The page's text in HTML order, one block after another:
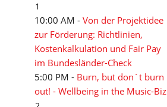
1
10:00 AM - Von der Projektidee
zur Förderung: Richtlinien,
Kostenkalkulation und Fair Pay
im Bundesländer-Check
5:00 PM - Burn, but don´t burn
out! - Wellbeing in the Music-Biz